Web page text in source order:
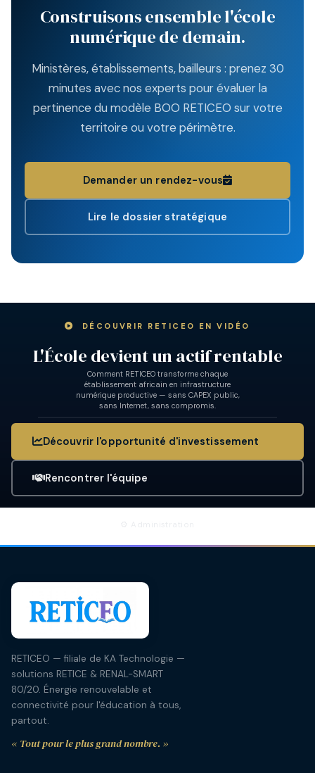
Construisons ensemble l'école
numérique de demain.
Ministères, établissements, bailleurs : prenez 30
minutes avec nos experts pour évaluer la
pertinence du modèle BOO RETICEO sur votre
territoire ou votre périmètre.
Demander un rendez-vous
Lire le dossier stratégique
DÉCOUVRIR RETICEO EN VIDÉO
L'École devient un actif rentable
Comment RETICEO transforme chaque
établissement africain en infrastructure
numérique productive — sans CAPEX public,
sans Internet, sans compromis.
L'École devient un actif rentable — by RETICEO
Découvrir l'opportunité d'investissement
Rencontrer l'équipe
RETICEO — filiale de KA Technologie —
solutions RETICE & RENAL-SMART
80/20. Énergie renouvelable et
connectivité pour l'éducation à tous,
partout.
« Tout pour le plus grand nombre. »